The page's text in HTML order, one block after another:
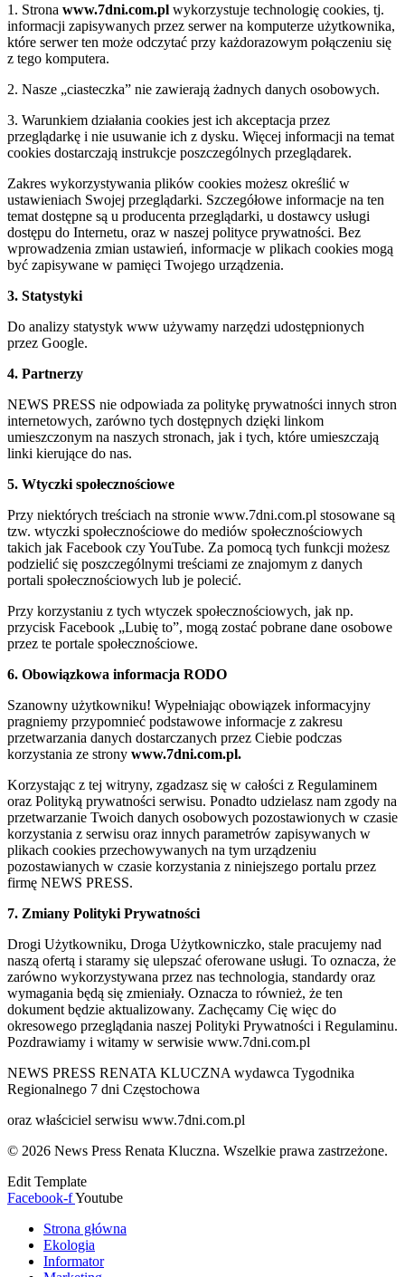
1. Strona www.7dni.com.pl wykorzystuje technologię cookies, tj.
informacji zapisywanych przez serwer na komputerze użytkownika,
które serwer ten może odczytać przy każdorazowym połączeniu się
z tego komputera.
2. Nasze „ciasteczka” nie zawierają żadnych danych osobowych.
3. Warunkiem działania cookies jest ich akceptacja przez
przeglądarkę i nie usuwanie ich z dysku. Więcej informacji na temat
cookies dostarczają instrukcje poszczególnych przeglądarek.
Zakres wykorzystywania plików cookies możesz określić w
ustawieniach Swojej przeglądarki. Szczegółowe informacje na ten
temat dostępne są u producenta przeglądarki, u dostawcy usługi
dostępu do Internetu, oraz w naszej polityce prywatności. Bez
wprowadzenia zmian ustawień, informacje w plikach cookies mogą
być zapisywane w pamięci Twojego urządzenia.
3. Statystyki
Do analizy statystyk www używamy narzędzi udostępnionych
przez Google.
4. Partnerzy
NEWS PRESS nie odpowiada za politykę prywatności innych stron
internetowych, zarówno tych dostępnych dzięki linkom
umieszczonym na naszych stronach, jak i tych, które umieszczają
linki kierujące do nas.
5. Wtyczki społecznościowe
Przy niektórych treściach na stronie www.7dni.com.pl stosowane są
tzw. wtyczki społecznościowe do mediów społecznościowych
takich jak Facebook czy YouTube. Za pomocą tych funkcji możesz
podzielić się poszczególnymi treściami ze znajomym z danych
portali społecznościowych lub je polecić.
Przy korzystaniu z tych wtyczek społecznościowych, jak np.
przycisk Facebook „Lubię to”, mogą zostać pobrane dane osobowe
przez te portale społecznościowe.
6. Obowiązkowa informacja RODO
Szanowny użytkowniku! Wypełniając obowiązek informacyjny
pragniemy przypomnieć podstawowe informacje z zakresu
przetwarzania danych dostarczanych przez Ciebie podczas
korzystania ze strony www.7dni.com.pl.
Korzystając z tej witryny, zgadzasz się w całości z Regulaminem
oraz Polityką prywatności serwisu. Ponadto udzielasz nam zgody na
przetwarzanie Twoich danych osobowych pozostawionych w czasie
korzystania z serwisu oraz innych parametrów zapisywanych w
plikach cookies przechowywanych na tym urządzeniu
pozostawianych w czasie korzystania z niniejszego portalu przez
firmę NEWS PRESS.
7. Zmiany Polityki Prywatności
Drogi Użytkowniku, Droga Użytkowniczko, stale pracujemy nad
naszą ofertą i staramy się ulepszać oferowane usługi. To oznacza, że
zarówno wykorzystywana przez nas technologia, standardy oraz
wymagania będą się zmieniały. Oznacza to również, że ten
dokument będzie aktualizowany. Zachęcamy Cię więc do
okresowego przeglądania naszej Polityki Prywatności i Regulaminu.
Pozdrawiamy i witamy w serwisie www.7dni.com.pl
NEWS PRESS RENATA KLUCZNA wydawca Tygodnika
Regionalnego 7 dni Częstochowa
oraz właściciel serwisu www.7dni.com.pl
© 2026 News Press Renata Kluczna. Wszelkie prawa zastrzeżone.
Edit Template
Facebook-fYoutube
Strona główna
Ekologia
Informator